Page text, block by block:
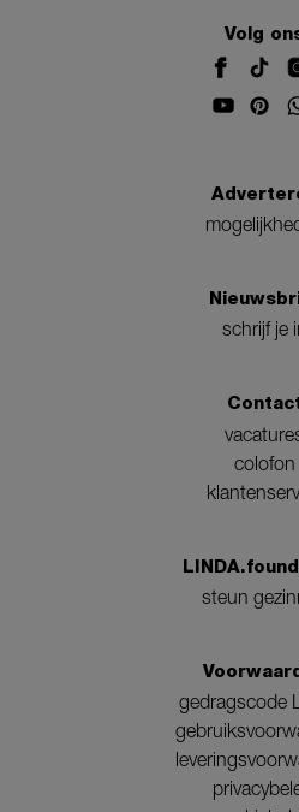
Volg
schrijf je
colofon
steun
gedragscode